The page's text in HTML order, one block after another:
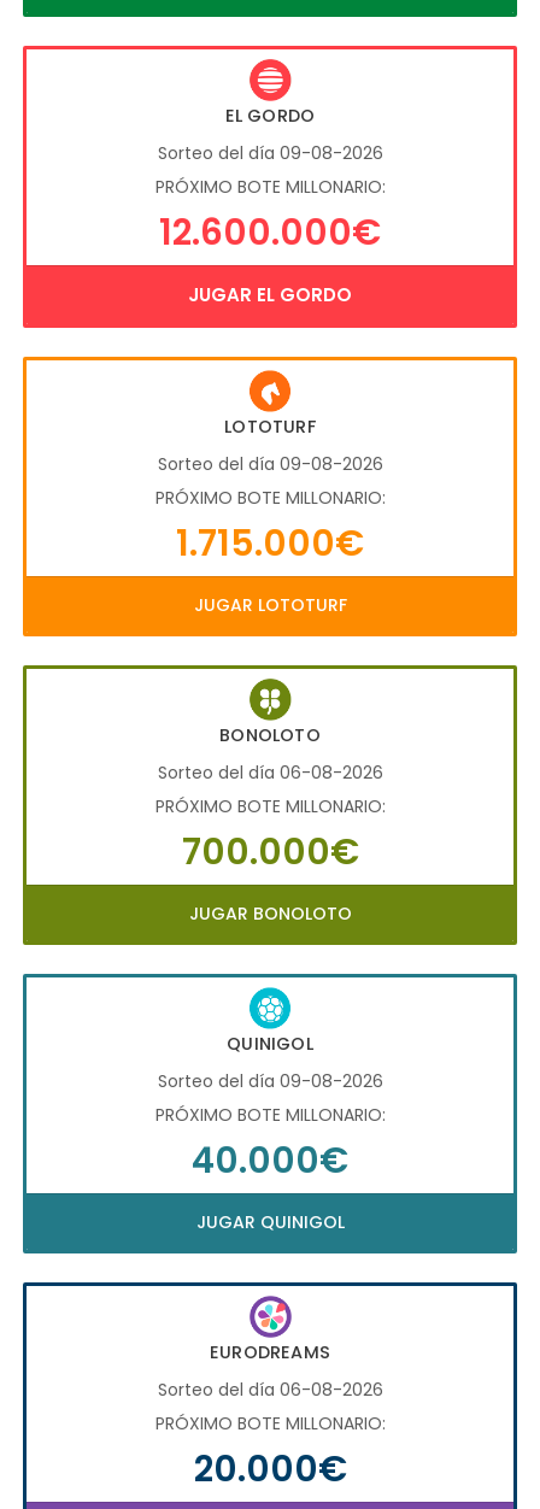
EL GORDO
Sorteo del día 09-08-2026
PRÓXIMO BOTE MILLONARIO:
12.600.000€
JUGAR EL GORDO
LOTOTURF
Sorteo del día 09-08-2026
PRÓXIMO BOTE MILLONARIO:
1.715.000€
JUGAR LOTOTURF
BONOLOTO
Sorteo del día 06-08-2026
PRÓXIMO BOTE MILLONARIO:
700.000€
JUGAR BONOLOTO
QUINIGOL
Sorteo del día 09-08-2026
PRÓXIMO BOTE MILLONARIO:
40.000€
JUGAR QUINIGOL
EURODREAMS
Sorteo del día 06-08-2026
PRÓXIMO BOTE MILLONARIO:
20.000€